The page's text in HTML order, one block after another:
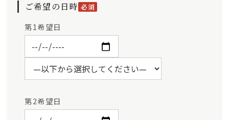
ご希望の日時 必須
第1希望日
第2希望日